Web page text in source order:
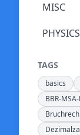
MISC
PHYSICS
TAGS
basics
BBR-